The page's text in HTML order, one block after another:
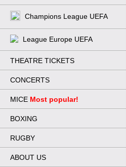
Champions League UEFA
League Europe UEFA
THEATRE TICKETS
CONCERTS
MICE Most popular!
BOXING
RUGBY
ABOUT US